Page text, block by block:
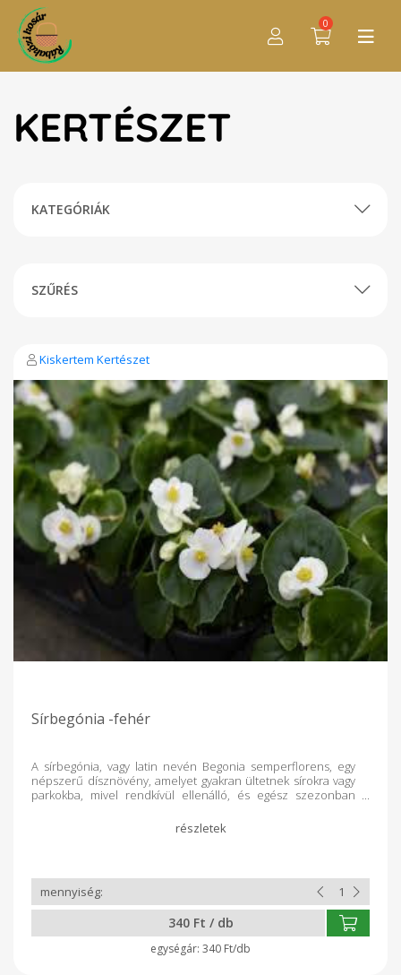
0
KERTÉSZET
KATEGÓRIÁK
SZŰRÉS
Kiskertem Kertészet
Sírbegónia -fehér
A sírbegónia, vagy latin nevén Begonia semperflorens, egy
népszerű dísznövény, amelyet gyakran ültetnek sírokra vagy
parkokba, mivel rendkívül ellenálló, és egész szezonban
Megjelenés: kicsi, kompakt növény, melynek levelei zöldek,
húsosak és fényesek. Virágok: Apró virágai folyamatosan
félárnyékos helyeket, és jó vízelvezetésű talajban fejlődik.
Felhasználás: Ideális sírok, virágágyások és balkonládák
beültetésére.
340 Ft / db
340 Ft/db